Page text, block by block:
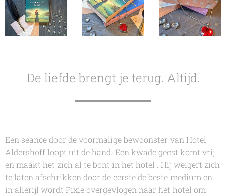
De liefde brengt je terug. Altijd.
Een seance door de voormalige bewoonster van Hotel
Aldershoff loopt uit de hand. Een kwade geest komt vrij
en maakt het zich al te bont in het hotel . Hij weigert zich
te laten afschrikken door de eerste de beste medium en
in allerijl wordt Pixie overgevlogen naar het hotel om